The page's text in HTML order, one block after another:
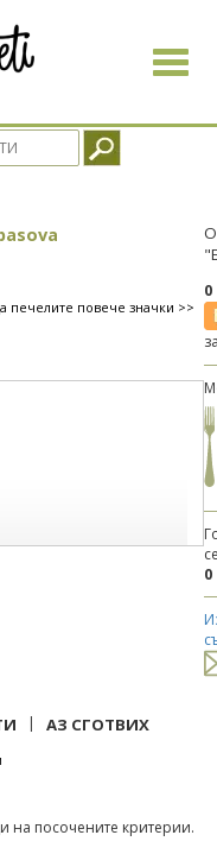
Toggle
печелите повече значки >>
0
| АЗ СГОТВИХ
на посочените критерии.